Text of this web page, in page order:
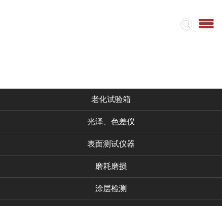
老化试验箱
光泽、色差仪
表面测试仪器
磨耗磨损
涂层检测